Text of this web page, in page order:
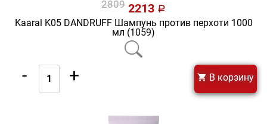
2809 2213 a
Kaaral K05 DANDRUFF Шампунь против перхоти 1000
мл (1059)
- + В корзину